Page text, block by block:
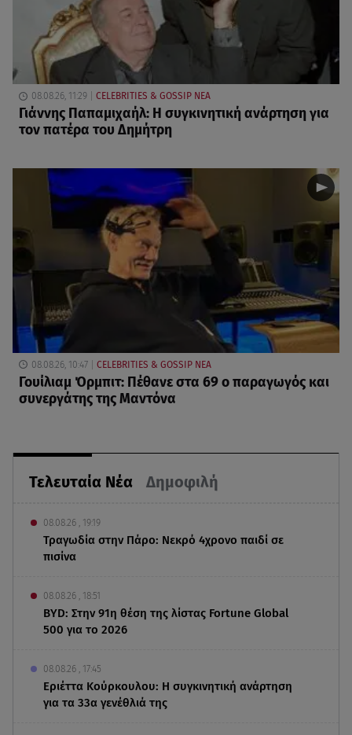
Τελευταία Νέα Δημοφιλή
08.08.26 , 19:19
Τραγωδία στην Πάρο: Νεκρό 4χρονο παιδί σε
πισίνα
08.08.26 , 18:51
BYD: Στην 91η θέση της λίστας Fortune Global
500 για το 2026
08.08.26 , 17:45
Εριέττα Κούρκουλου: Η συγκινητική ανάρτηση
για τα 33α γενέθλιά της
08.08.26, 11:29 CELEBRITIES & GOSSIP ΝΕΑ
Γιάννης Παπαμιχαήλ: Η συγκινητική ανάρτηση για
τον πατέρα του Δημήτρη
08.08.26, 10:47 CELEBRITIES & GOSSIP ΝΕΑ
Γουίλιαμ Όρμπιτ: Πέθανε στα 69 ο παραγωγός και
συνεργάτης της Μαντόνα